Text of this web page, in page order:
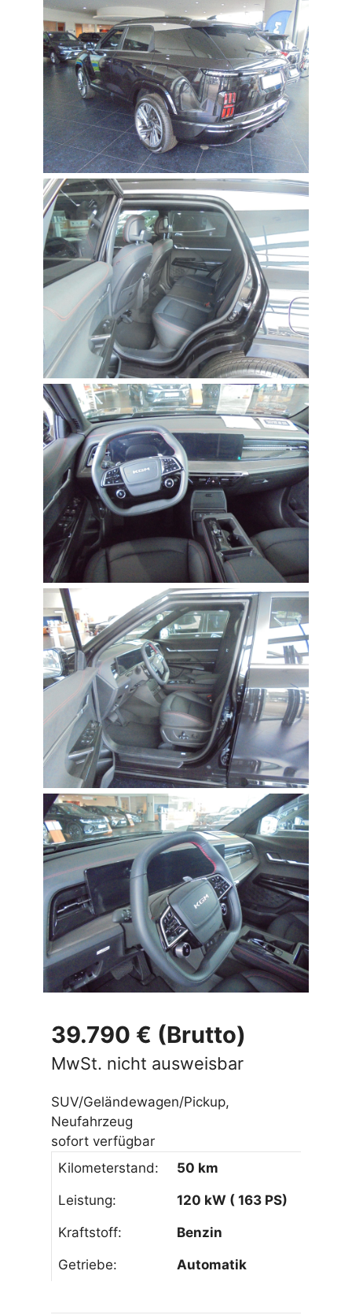
39.790 € (Brutto)
MwSt. nicht ausweisbar
SUV/Geländewagen/Pickup,
Neufahrzeug
sofort verfügbar
Kilometerstand:
50 km
Leistung: 120 kW ( 163 PS)
Kraftstoff: Benzin
Getriebe: Automatik